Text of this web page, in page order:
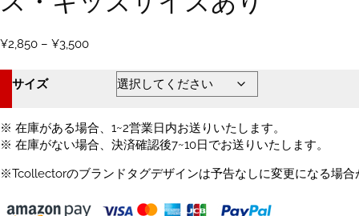
¥2,850 – ¥3,500価
¥2,850
¥3,500
サイズ
※ 在庫がある場合、1~2営業日内お送りいたします。
※ 在庫がない場合、決済確認後7~10日でお送りいたします。
※Tcollectorのブランドタグデザインは予告なしに変更になる場合